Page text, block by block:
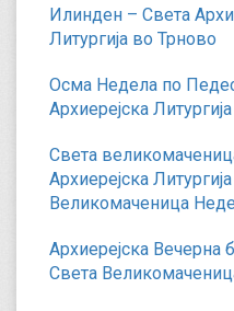
Илинден – Света
Литургија во Трново
Осма Недела по
Архиерејска
Света
Архиерејска
Великомаченица
Архиерејска Вечерна
Света